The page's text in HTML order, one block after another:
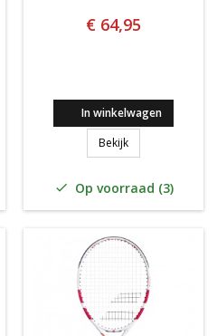
24 BLAUW Graphite composite
€ 64,95
In winkelwagen
BekijkBabolat Drive
 Op voorraad (3)